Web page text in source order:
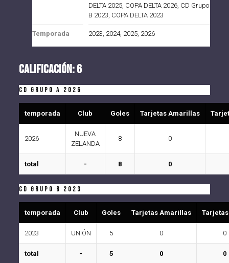
DELTA 2025, COPA DELTA 2026, CD Grupo
B 2023, COPA DELTA 2023
Temporada 2023, 2024, 2025, 2026
CALIFICACIÓN: 6
CD Grupo A 2026
temporada Club Goles Tarjetas Amarillas
2026
NUEVA
ZELANDA
8 0
total - 8 0
CD Grupo B 2023
temporada Club Goles Tarjetas Amarillas
2023 UNIÓN 5 0 0
total - 5 0 0